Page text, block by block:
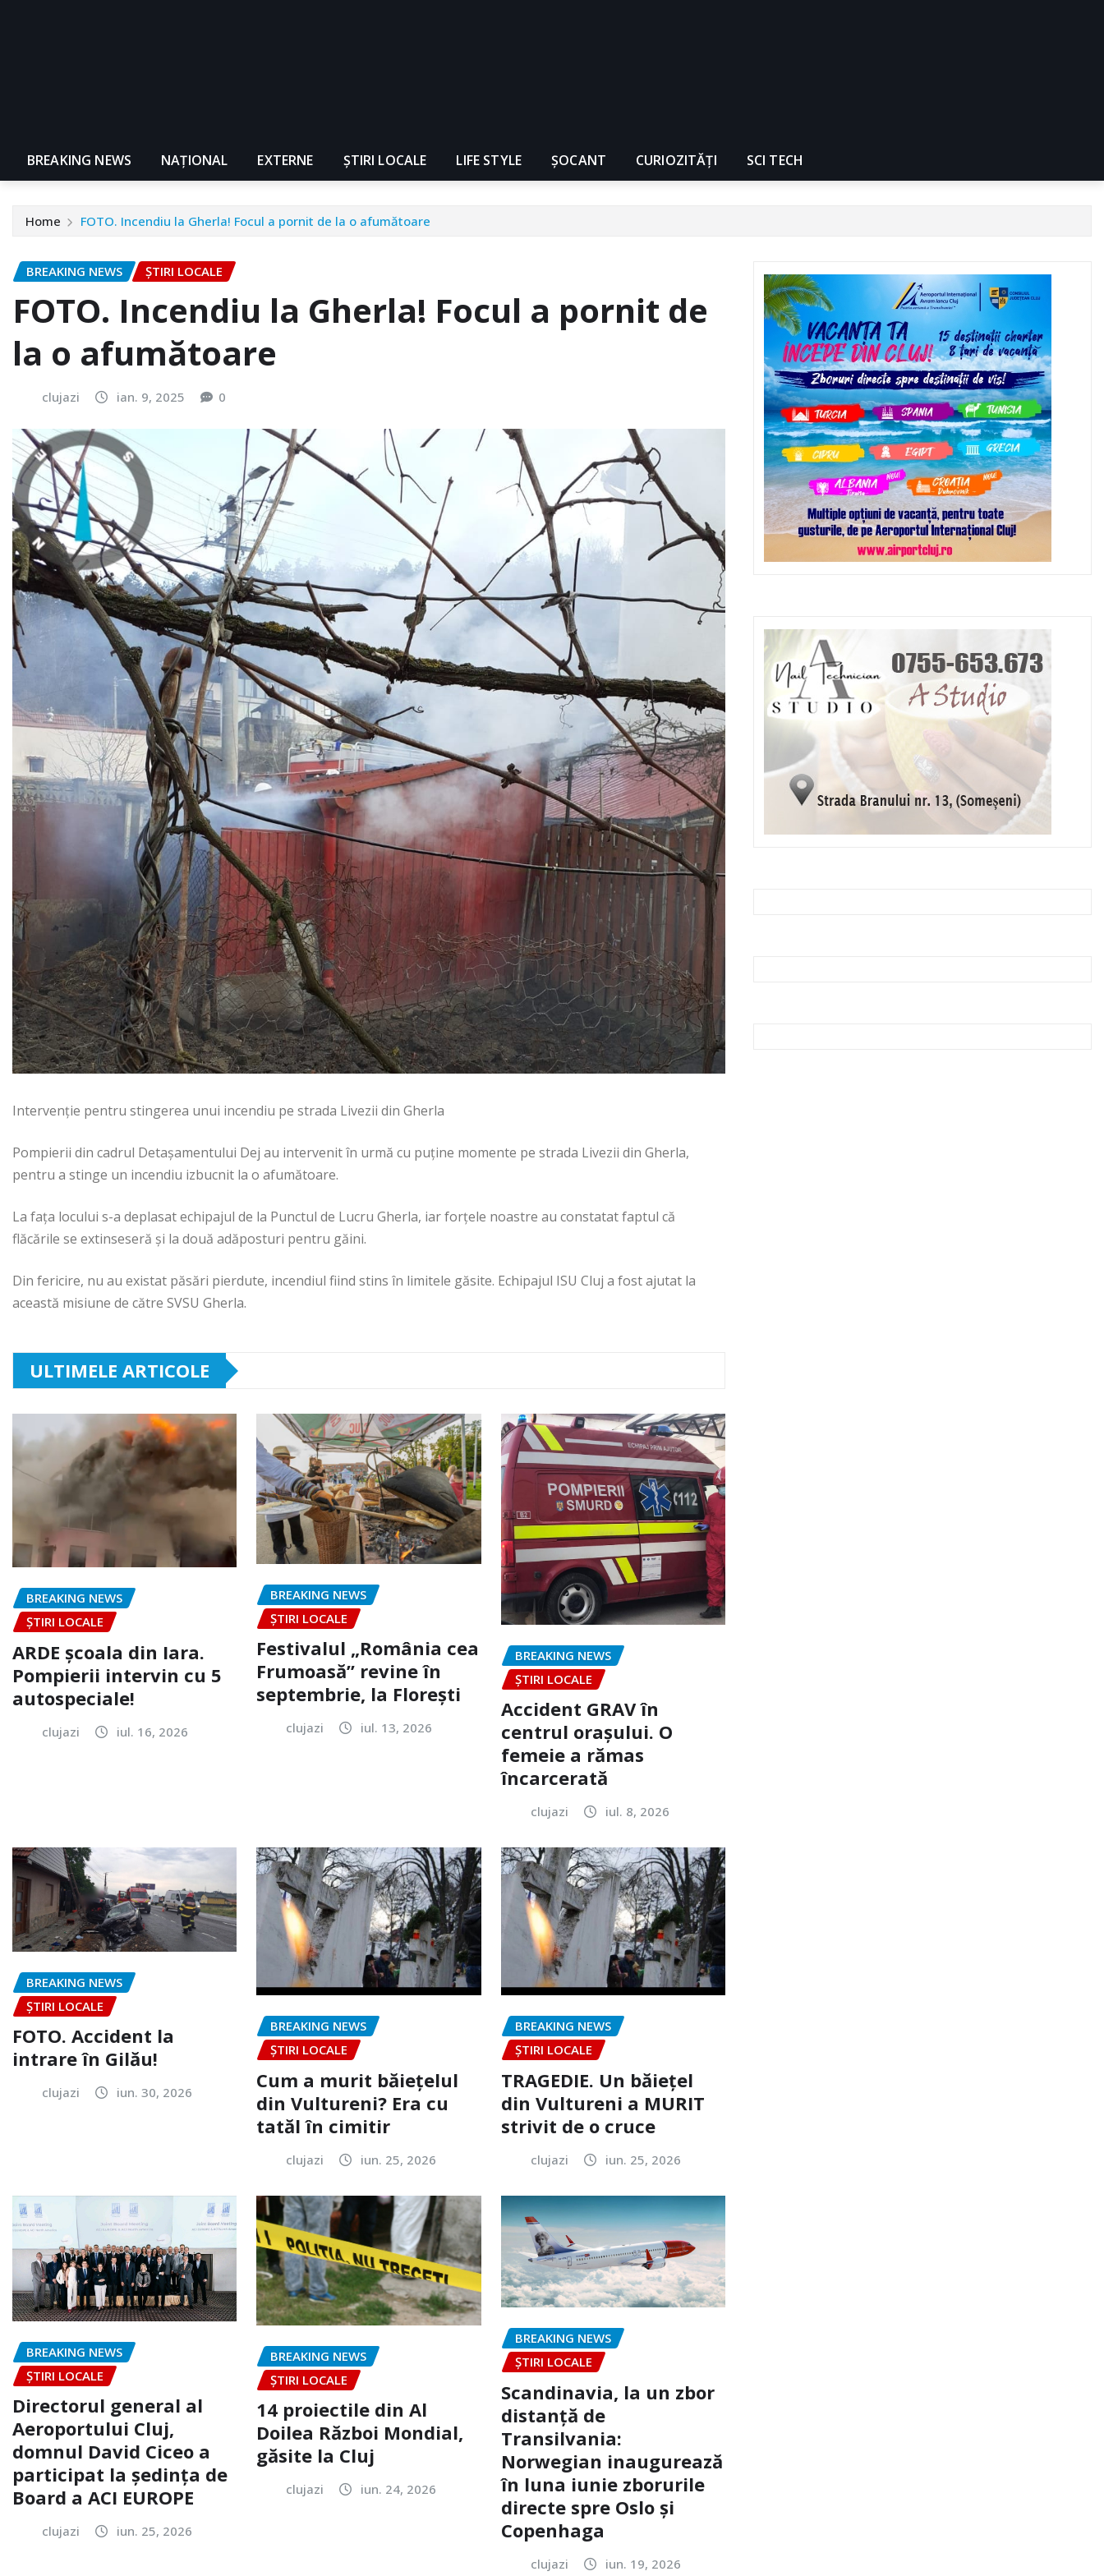
BREAKING NEWS NAŢIONAL EXTERNE ȘTIRI LOCALE LIFE STYLE ȘOCANT CURIOZITĂȚI SCI TECH
Home FOTO. Incendiu la Gherla! Focul a pornit de la o afumătoare
BREAKING NEWS ȘTIRI LOCALE
FOTO. Incendiu la Gherla! Focul a pornit de
la o afumătoare
clujazi ian. 9, 2025 0
Intervenție pentru stingerea unui incendiu pe strada Livezii din Gherla
Pompierii din cadrul Detașamentului Dej au intervenit în urmă cu puține momente pe strada Livezii din Gherla,
pentru a stinge un incendiu izbucnit la o afumătoare.
La fața locului s-a deplasat echipajul de la Punctul de Lucru Gherla, iar forțele noastre au constatat faptul că
flăcările se extinseseră și la două adăposturi pentru găini.
Din fericire, nu au existat păsări pierdute, incendiul fiind stins în limitele găsite. Echipajul ISU Cluj a fost ajutat la
această misiune de către SVSU Gherla.
ULTIMELE ARTICOLE
BREAKING NEWS
ȘTIRI LOCALE
ARDE școala din Iara.
Pompierii intervin cu 5
autospeciale!
clujazi iul. 16, 2026
BREAKING NEWS
ȘTIRI LOCALE
Festivalul „România cea
Frumoasă” revine în
septembrie, la Florești
clujazi iul. 13, 2026
BREAKING NEWS
ȘTIRI LOCALE
Accident GRAV în
centrul orașului. O
femeie a rămas
încarcerată
clujazi iul. 8, 2026
BREAKING NEWS
ȘTIRI LOCALE
FOTO. Accident la
intrare în Gilău!
clujazi iun. 30, 2026
BREAKING NEWS
ȘTIRI LOCALE
Cum a murit băiețelul
din Vultureni? Era cu
tatăl în cimitir
clujazi iun. 25, 2026
BREAKING NEWS
ȘTIRI LOCALE
TRAGEDIE. Un băiețel
din Vultureni a MURIT
strivit de o cruce
clujazi iun. 25, 2026
BREAKING NEWS
ȘTIRI LOCALE
Directorul general al
Aeroportului Cluj,
domnul David Ciceo a
participat la ședința de
Board a ACI EUROPE
clujazi iun. 25, 2026
BREAKING NEWS
ȘTIRI LOCALE
14 proiectile din Al
Doilea Război Mondial,
găsite la Cluj
clujazi iun. 24, 2026
BREAKING NEWS
ȘTIRI LOCALE
Scandinavia, la un zbor
distanță de
Transilvania:
Norwegian inaugurează
în luna iunie zborurile
directe spre Oslo și
Copenhaga
clujazi iun. 19, 2026